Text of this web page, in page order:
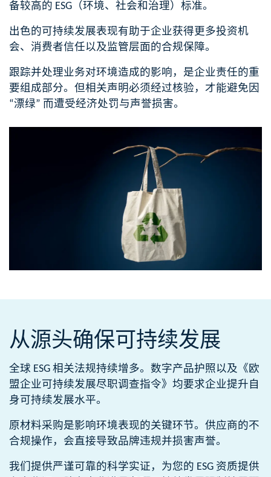
备较高的 ESG（环境、社会和治理）标准。​​
出色的可持续发展表现有助于企业获得更多投资机
会、消费者信任以及监管层面的合规保障。​​
跟踪并处理业务对环境造成的影响，是企业责任的重
要组成部分。但相关声明必须经过核验，才能避免因
“漂绿” 而遭受经济处罚与声誉损害。
从源头确保可持续发展
全球 ESG 相关法规持续增多。数字产品护照以及《欧
盟企业可持续发展尽职调查指令》均要求企业提升自
身可持续发展水平。​​
原材料采购是影响环境表现的关键环节。供应商的不
合规操作，会直接导致品牌违规并损害声誉。​​
我们提供严谨可靠的科学实证，为您的 ESG 资质提供